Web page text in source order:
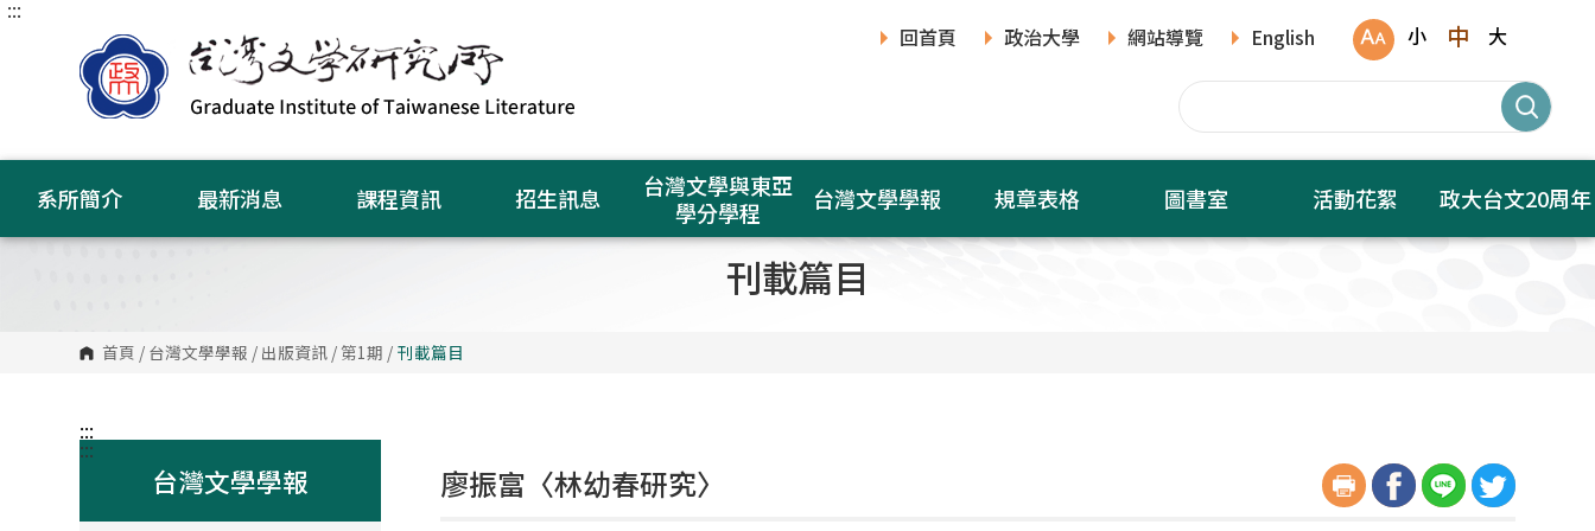
跳
:::
回首頁
政治大學 網站導覽 English 小 中 大
系所簡介 最新消息 課程資訊 招生訊息
台灣文學與東亞
學分學程
台灣文學學報 規章表格 圖書室 活動花絮 政大台文20周年
刊載篇目
首頁 / 台灣文學學報 / 出版資訊 / 第1期 / 刊載篇目
:::
台灣文學學報
:::
廖振富〈林幼春研究〉